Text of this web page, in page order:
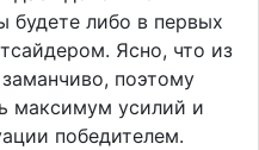
будете либо в первых
Ясно, что из
поэтому
максимум усилий и
победителем.